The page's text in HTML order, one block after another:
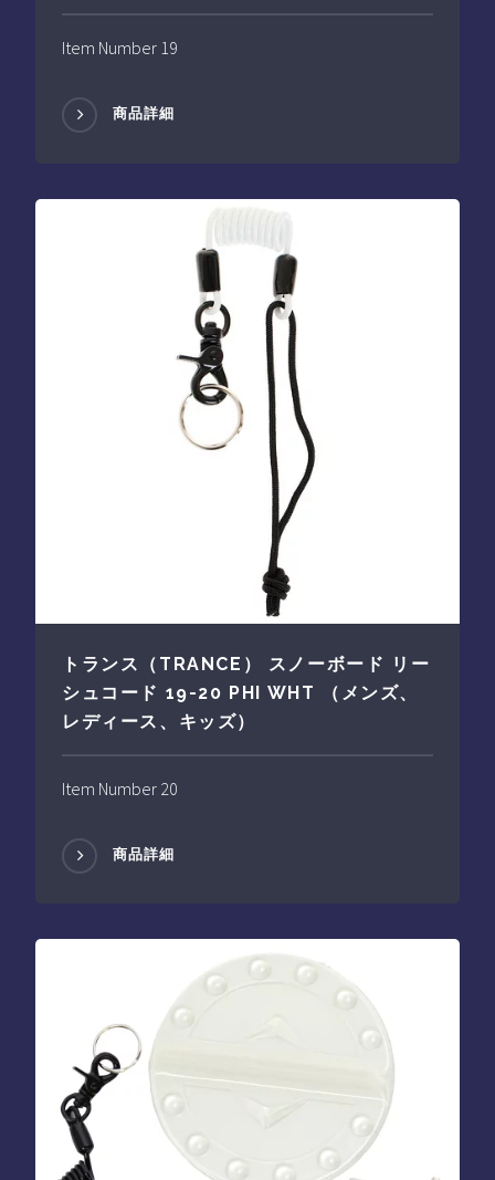
Item Number 19
商品詳細
トランス（TRANCE） スノーボード リー
シュコード 19-20 PHI WHT （メンズ、
レディース、キッズ）
Item Number 20
商品詳細